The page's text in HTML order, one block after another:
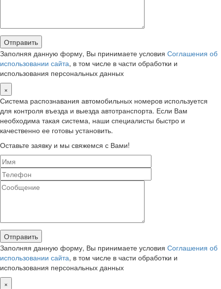
Заполняя данную форму, Вы принимаете условия Соглашения об
использовании сайта, в том числе в части обработки и
использования персональных данных
×
Система распознавания автомобильных номеров используется
для контроля въезда и выезда автотранспорта. Если Вам
необходима такая система, наши специалисты быстро и
качественно ее готовы установить.
Оставьте заявку и мы свяжемся с Вами!
Заполняя данную форму, Вы принимаете условия Соглашения об
использовании сайта, в том числе в части обработки и
использования персональных данных
×